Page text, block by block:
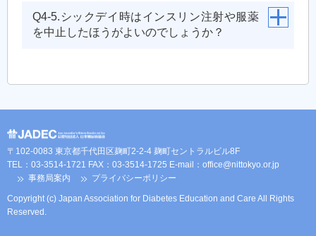
Q4-5.シックデイ時はインスリン注射や服薬
を中止したほうがよいのでしょうか？
〒102-0083 東京都千代田区麹町2-2-4 麹町セントラルビル8F
TEL：03-3514-1721 FAX：03-3514-1725 E-mail： office@nittokyo.or.jp
事務局案内
プライバシーポリシー
Copyright (c) Japan Association for Diabetes Education and Care All Rights
Reserved.